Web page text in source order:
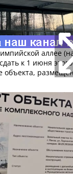
аллее
к 1 июня
объекта,